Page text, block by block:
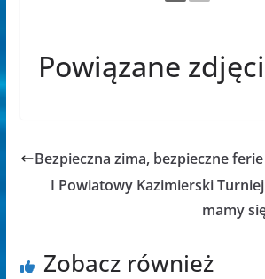
Powiązane
Bezpieczna zima, bezpieczne ferie
I Powiatowy Kazimierski Turniej
mamy
Zobacz również